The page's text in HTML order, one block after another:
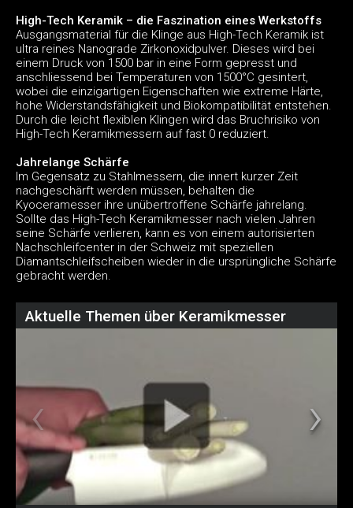
High-Tech Keramik – die Faszination eines Werkstoffs
Ausgangsmaterial für die Klinge aus High-Tech Keramik ist
ultra reines Nanograde Zirkonoxidpulver. Dieses wird bei
einem Druck von 1500 bar in eine Form gepresst und
anschliessend bei Temperaturen von 1500°C gesintert,
wobei die einzigartigen Eigenschaften wie extreme Härte,
hohe Widerstandsfähigkeit und Biokompatibilität entstehen.
Durch die leicht flexiblen Klingen wird das Bruchrisiko von
High-Tech Keramikmessern auf fast 0 reduziert.
Jahrelange Schärfe
Im Gegensatz zu Stahlmessern, die innert kurzer Zeit
nachgeschärft werden müssen, behalten die
Kyoceramesser ihre unübertroffene Schärfe jahrelang.
Sollte das High-Tech Keramikmesser nach vielen Jahren
seine Schärfe verlieren, kann es von einem autorisierten
Nachschleifcenter in der Schweiz mit speziellen
Diamantschleifscheiben wieder in die ursprüngliche Schärfe
gebracht werden.
Aktuelle Themen über Keramikmesser